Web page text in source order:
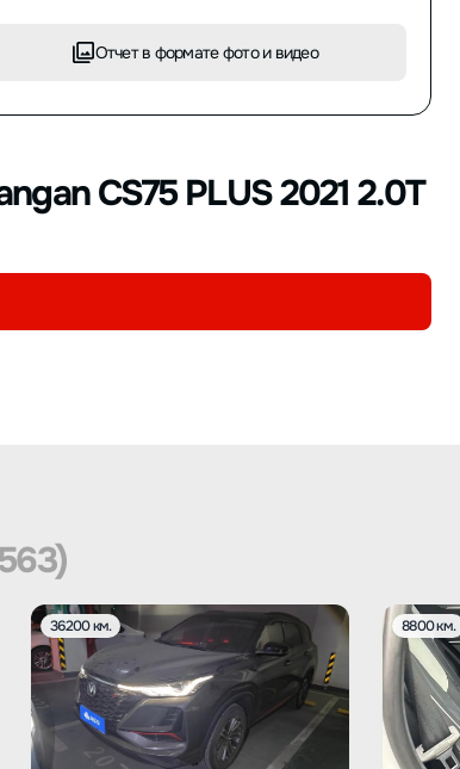
Отчет в формате фото и видео
CS75 PLUS 2021 2.0T
36200 км. 8800 км.